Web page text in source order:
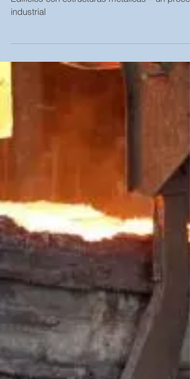
metálicas – un proceso
industrial
Edificios con estructuras metálicas – un
industrial